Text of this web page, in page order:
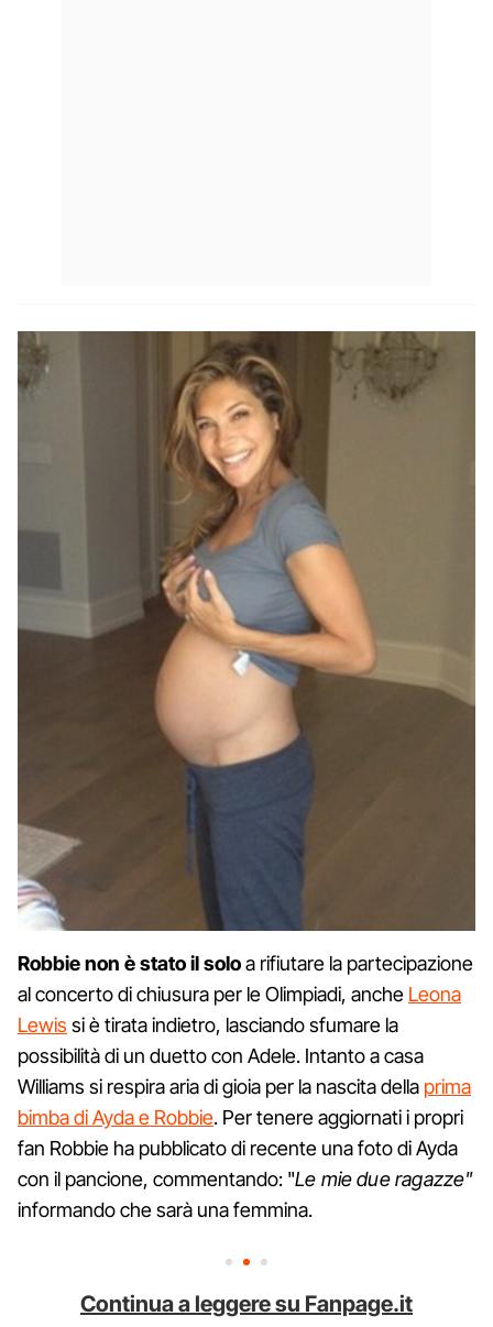
Robbie non è stato il soloa rifiutare la partecipazione
al concerto di chiusura per le Olimpiadi, anche Leona
Lewis si è tirata indietro, lasciando sfumare la
possibilità di un duetto con Adele. Intanto a casa
Williams si respira aria di gioia per la nascita della prima
bimba di Ayda e Robbie. Per tenere aggiornati i propri
fan Robbie ha pubblicato di recente una foto di Ayda
con il pancione, commentando: "Le mie due ragazze"
informando che sarà una femmina.
Continua a leggere su Fanpage.it